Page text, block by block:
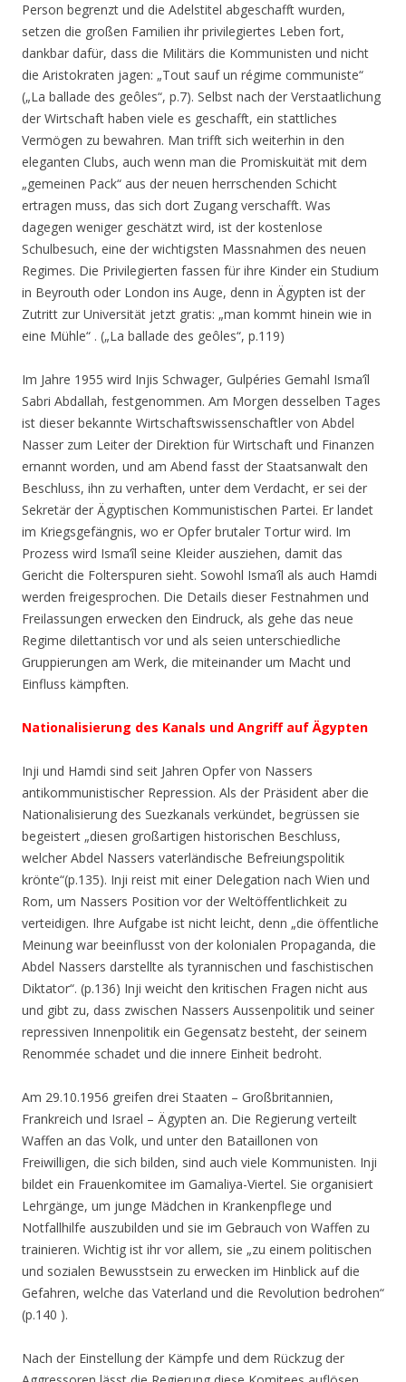
Person begrenzt und die Adelstitel abgeschafft wurden,
setzen die großen Familien ihr privilegiertes Leben fort,
dankbar dafür, dass die Militärs die Kommunisten und nicht
die Aristokraten jagen: „Tout sauf un régime communiste“
(„La ballade des geôles“, p.7). Selbst nach der Verstaatlichung
der Wirtschaft haben viele es geschafft, ein stattliches
Vermögen zu bewahren. Man trifft sich weiterhin in den
eleganten Clubs, auch wenn man die Promiskuität mit dem
„gemeinen Pack“ aus der neuen herrschenden Schicht
ertragen muss, das sich dort Zugang verschafft. Was
dagegen weniger geschätzt wird, ist der kostenlose
Schulbesuch, eine der wichtigsten Massnahmen des neuen
Regimes. Die Privilegierten fassen für ihre Kinder ein Studium
in Beyrouth oder London ins Auge, denn in Ägypten ist der
Zutritt zur Universität jetzt gratis: „man kommt hinein wie in
eine Mühle“ . („La ballade des geôles“, p.119)
Im Jahre 1955 wird Injis Schwager, Gulpéries Gemahl Isma’îl
Sabri Abdallah, festgenommen. Am Morgen desselben Tages
ist dieser bekannte Wirtschaftswissenschaftler von Abdel
Nasser zum Leiter der Direktion für Wirtschaft und Finanzen
ernannt worden, und am Abend fasst der Staatsanwalt den
Beschluss, ihn zu verhaften, unter dem Verdacht, er sei der
Sekretär der Ägyptischen Kommunistischen Partei. Er landet
im Kriegsgefängnis, wo er Opfer brutaler Tortur wird. Im
Prozess wird Isma’îl seine Kleider ausziehen, damit das
Gericht die Folterspuren sieht. Sowohl Isma’îl als auch Hamdi
werden freigesprochen. Die Details dieser Festnahmen und
Freilassungen erwecken den Eindruck, als gehe das neue
Regime dilettantisch vor und als seien unterschiedliche
Gruppierungen am Werk, die miteinander um Macht und
Einfluss kämpften.
Nationalisierung des Kanals und Angriff auf Ägypten
Inji und Hamdi sind seit Jahren Opfer von Nassers
antikommunistischer Repression. Als der Präsident aber die
Nationalisierung des Suezkanals verkündet, begrüssen sie
begeistert „diesen großartigen historischen Beschluss,
welcher Abdel Nassers vaterländische Befreiungspolitik
krönte“(p.135). Inji reist mit einer Delegation nach Wien und
Rom, um Nassers Position vor der Weltöffentlichkeit zu
verteidigen. Ihre Aufgabe ist nicht leicht, denn „die öffentliche
Meinung war beeinflusst von der kolonialen Propaganda, die
Abdel Nassers darstellte als tyrannischen und faschistischen
Diktator“. (p.136) Inji weicht den kritischen Fragen nicht aus
und gibt zu, dass zwischen Nassers Aussenpolitik und seiner
repressiven Innenpolitik ein Gegensatz besteht, der seinem
Renommée schadet und die innere Einheit bedroht.
Am 29.10.1956 greifen drei Staaten – Großbritannien,
Frankreich und Israel – Ägypten an. Die Regierung verteilt
Waffen an das Volk, und unter den Bataillonen von
Freiwilligen, die sich bilden, sind auch viele Kommunisten. Inji
bildet ein Frauenkomitee im Gamaliya-Viertel. Sie organisiert
Lehrgänge, um junge Mädchen in Krankenpflege und
Notfallhilfe auszubilden und sie im Gebrauch von Waffen zu
trainieren. Wichtig ist ihr vor allem, sie „zu einem politischen
und sozialen Bewusstsein zu erwecken im Hinblick auf die
Gefahren, welche das Vaterland und die Revolution bedrohen“
(p.140 ).
Nach der Einstellung der Kämpfe und dem Rückzug der